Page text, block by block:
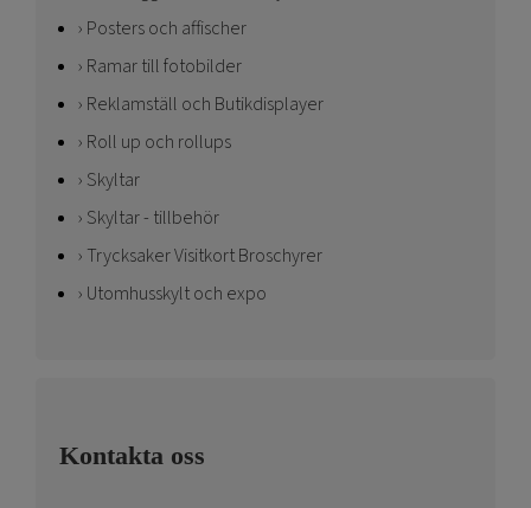
Posters och affischer
Ramar till fotobilder
Reklamställ och Butikdisplayer
Roll up och rollups
Skyltar
Skyltar - tillbehör
Trycksaker Visitkort Broschyrer
Utomhusskylt och expo
Kontakta oss